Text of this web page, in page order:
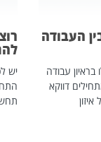
העבודה
עבודה
דווקא
יש